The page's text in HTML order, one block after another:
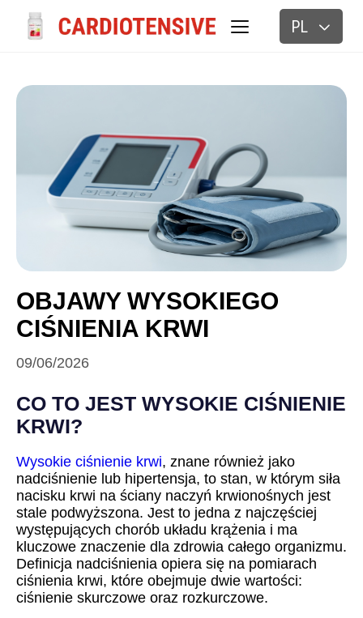
PL
OBJAWY WYSOKIEGO
CIŚNIENIA KRWI
09/06/2026
CO TO JEST WYSOKIE CIŚNIENIE
KRWI?
Wysokie ciśnienie krwi, znane również jako
nadciśnienie lub hipertensja, to stan, w którym siła
nacisku krwi na ściany naczyń krwionośnych jest
stale podwyższona. Jest to jedna z najczęściej
występujących chorób układu krążenia i ma
kluczowe znaczenie dla zdrowia całego organizmu.
Definicja nadciśnienia opiera się na pomiarach
ciśnienia krwi, które obejmuje dwie wartości:
ciśnienie skurczowe oraz rozkurczowe.